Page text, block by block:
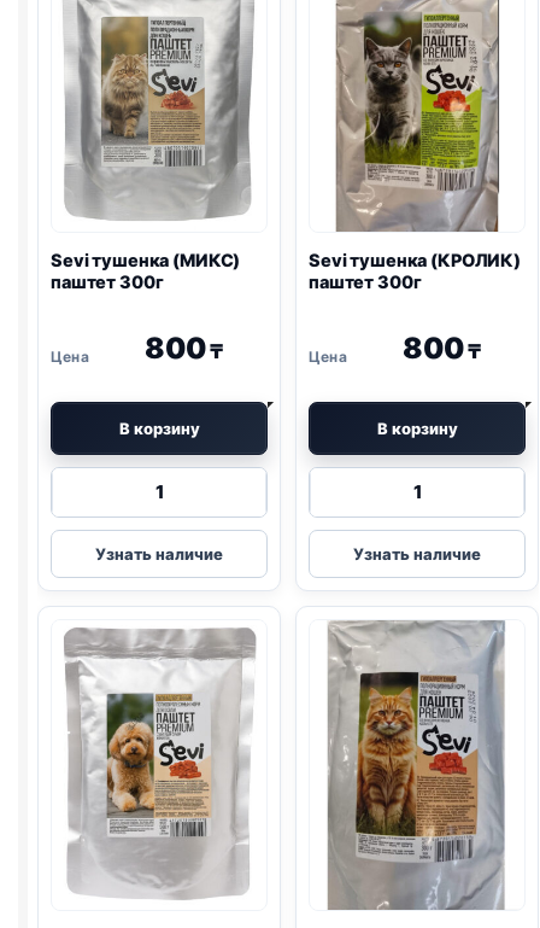
Sevi тушенка (МИКС)
паштет 300г
800₸
В корзину
Количество
Sevi
тушенка
(МИКС)
300г
Узнать наличие
Sevi тушенка (КРОЛИК)
паштет 300г
800₸
В корзину
Количество
Sevi
тушенка
(КРОЛИК)
паштет
300г
Узнать наличие